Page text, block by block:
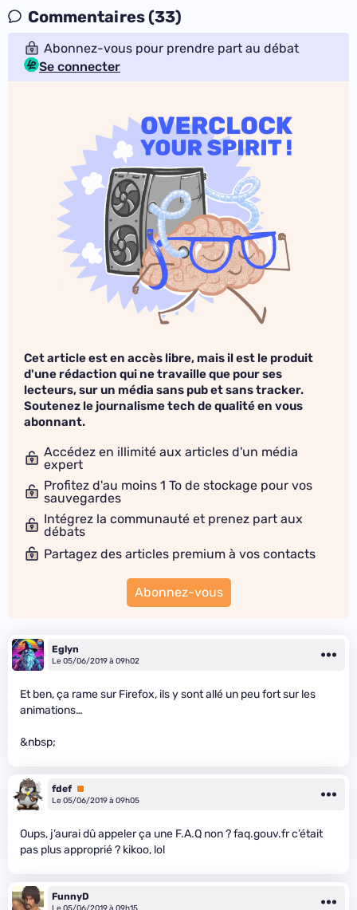
Commentaires (33)
Abonnez-vous pour prendre part au débat
Se connecter
Cet article est en accès libre, mais il est le produit
d'une rédaction qui ne travaille que pour ses
lecteurs, sur un média sans pub et sans tracker.
Soutenez le journalisme tech de qualité en vous
abonnant.
Accédez en illimité aux articles d'un média
expert
Profitez d'au moins 1 To de stockage pour vos
sauvegardes
Intégrez la communauté et prenez part aux
débats
Partagez des articles premium à vos contacts
Abonnez-vous
Eglyn
Le 05/06/2019 à 09h02
Et ben, ça rame sur Firefox, ils y sont allé un peu fort sur les
animations…
&nbsp;
fdef Premium
Le 05/06/2019 à 09h05
Oups, j’aurai dû appeler ça une F.A.Q non ? faq.gouv.fr c’était
pas plus approprié ? kikoo, lol
FunnyD